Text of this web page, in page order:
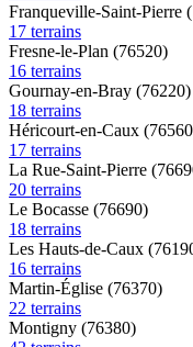
Franqueville-Saint-Pierre
17 terrains
Fresne-le-Plan (76520)
16 terrains
Gournay-en-Bray (76220)
18 terrains
Héricourt-en-Caux
17 terrains
La Rue-Saint-Pierre
20 terrains
Le Bocasse (76690)
18 terrains
Les Hauts-de-Caux
16 terrains
Martin-Église (76370)
22 terrains
Montigny (76380)